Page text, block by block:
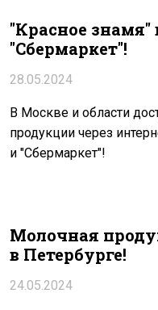
"Красное знамя"
"Сбермаркет"!
28.05.2024
В Москве и области
продукции через
и "Сбермаркет"!
Молочная
в Петербурге!
24.05.2024